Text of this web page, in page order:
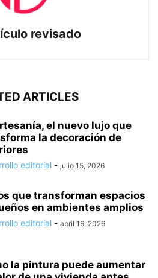
revisado
ARTICLES
el nuevo lujo que
la decoración de
editorial - julio 15, 2026
que transforman espacios
en ambientes amplios
editorial - abril 16, 2026
la pintura puede aumentar